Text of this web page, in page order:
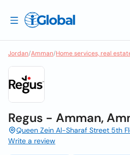
Jordan/Amman/Home services, real
Regus - Amman,
Queen Zein Al-Sharaf Street 5th
Write a review